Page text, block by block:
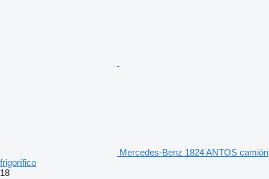
Mercedes-Benz 1824 ANTOS camión
frigorífico
18